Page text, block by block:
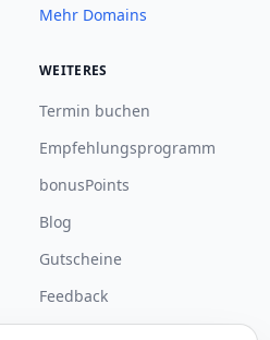
Mehr Domains
WEITERES
Termin buchen
Empfehlungsprogramm
bonusPoints
Blog
Gutscheine
Feedback